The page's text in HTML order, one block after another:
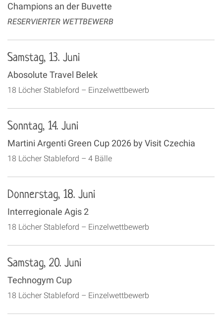
Champions an der Buvette
RESERVIERTER WETTBEWERB
Samstag, 13. Juni
Abosolute Travel Belek
18 Löcher Stableford – Einzelwettbewerb
Sonntag, 14. Juni
Martini Argenti Green Cup 2026 by Visit Czechia
18 Löcher Stableford – 4 Bälle
Donnerstag, 18. Juni
Interregionale Agis 2
18 Löcher Stableford – Einzelwettbewerb
Samstag, 20. Juni
Technogym Cup
18 Löcher Stableford – Einzelwettbewerb